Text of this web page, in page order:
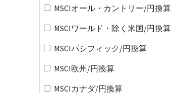
MSCIオール・カントリー/円換算
MSCIワールド・除く米国/円換算
MSCIパシフィック/円換算
MSCI欧州/円換算
MSCIカナダ/円換算